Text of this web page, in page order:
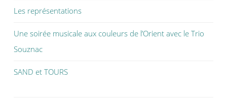
Les représentations
Une soirée musicale aux couleurs de l’Orient avec le Trio
Souznac
SAND et TOURS